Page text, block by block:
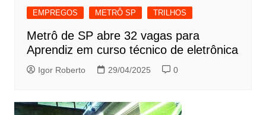
EMPREGOS METRÔ SP TRILHOS
Metrô de SP abre 32 vagas para
Aprendiz em curso técnico de eletrônica
Igor Roberto 29/04/2025 0